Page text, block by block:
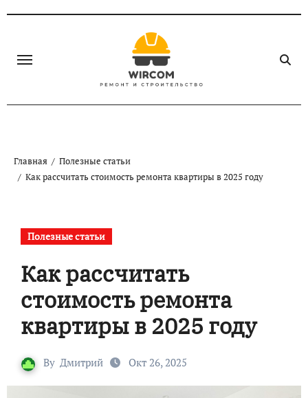
Главная
Полезные статьи
Как рассчитать стоимость ремонта квартиры в 2025 году
Полезные статьи
Как рассчитать
стоимость ремонта
квартиры в 2025 году
By Дмитрий Окт 26, 2025